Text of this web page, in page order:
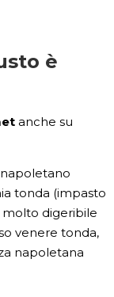
è
anche su
napoletano
tonda (impasto
molto digeribile
venere tonda,
napoletana